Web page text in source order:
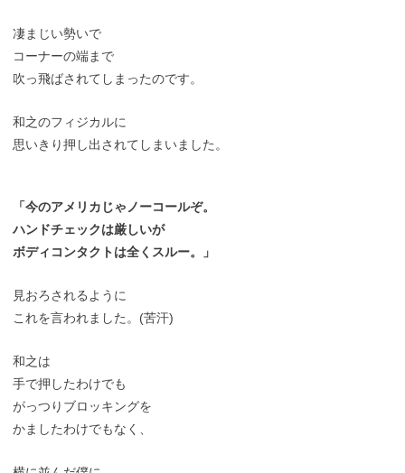
凄まじい勢いで
コーナーの端まで
吹っ飛ばされてしまったのです。
和之のフィジカルに
思いきり押し出されてしまいました。
「今のアメリカじゃノーコールぞ。
ハンドチェックは厳しいが
ボディコンタクトは全くスルー。」
見おろされるように
これを言われました。(苦汗)
和之は
手で押したわけでも
がっつりブロッキングを
かましたわけでもなく、